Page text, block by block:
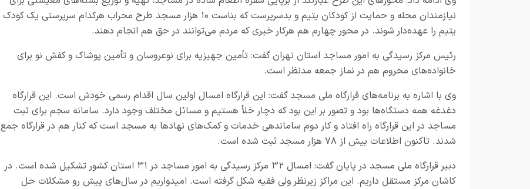
نیازمندان محله و حمایت از کودکان یتیم و بدسرپرست که بناست ۱۰ هزار مسجد طرح محراب هرکدام سرپرستی یک کودک
یتیم را عهده‌دار شوند. در محور چهارم هم هرکار خیری که مردم می‌توانند در حق هم انجام دهند.
رئیس مرکز رسیدگی به امور مساجد استان تهران گفت: تأمین جهیزیه برای نوعروسان و تأمین پوشاک و کفش نو برای
خانواده‌های محروم هم در نماز جمعه مدنظر است.
وی با اشاره به برنامه‌های قرارگاه ملی مسجد گفت: این قرارگاه امسال اولین سال اقدام رسمی خودش است. این قرارگاه
دغدغه همه دستگاه‌ها بود و تصور بر این بود که دچار خلأ هستیم و مسائل مختلف وجود دارد. سامانه سجم برای ثبت
مساجد در این قرارگاه راه افتاد و کار دوم ساماندهی خدمات و کمک‌های نهادها به مسجد است که کنار هم در قرارگاه جمع
شدند. تاکنون اطلاعات بیش از ۷۸ هزار مسجد ثبت شده است.
دبیر قرارگاه ملی مسجد در پایان گفت: امسال ۳۲ مرکز رسیدگی به امور مساجد در ۳۱ استان کشور تشکیل شده است. در
کاشان مرکز مستقل داریم. این مراکز زیرنظر ولی فقیه شکل گرفته است. امیدواریم در سال‌های پیش رو مشکلات حل